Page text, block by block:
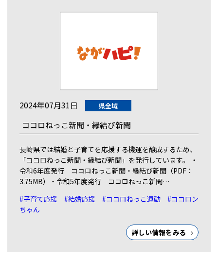
2024年07月31日 県全域
ココロねっこ新聞・縁結び新聞
長崎県では結婚と子育てを応援する機運を醸成するため、
「ココロねっこ新聞・縁結び新聞」を発行しています。 ・
令和6年度発行 ココロねっこ新聞・縁結び新聞（PDF：
3.75MB）・令和5年度発行 ココロねっこ新聞…
#子育て応援
#結婚応援 #ココロねっこ運動
#ココロン
ちゃん
詳しい情報をみる